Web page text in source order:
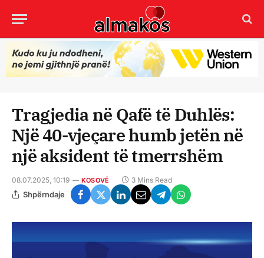
Tragjedia në Qafë të Duhlës:
Një 40-vjeçare humb jetën në
një aksident të tmerrshëm
08.07.2025, 10:19 KOSOVË 3 Mins Read
Shpërndaje